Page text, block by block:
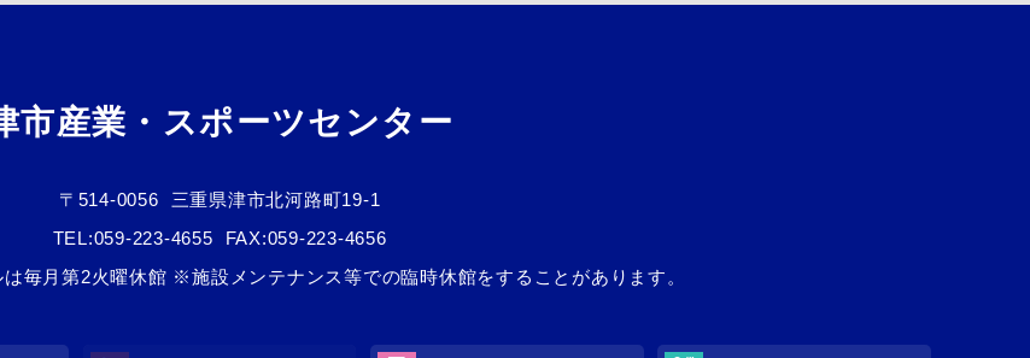
市産業・スポーツセンター
〒514-0056
三重県津市北河路町19-1
TEL:059-223-4655
FAX:059-223-4656
毎月第2火曜休館 ※施設メンテナンス等での臨時休館をすることがあります。